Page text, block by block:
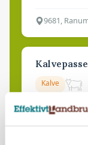
9681,
Kalve
6392,